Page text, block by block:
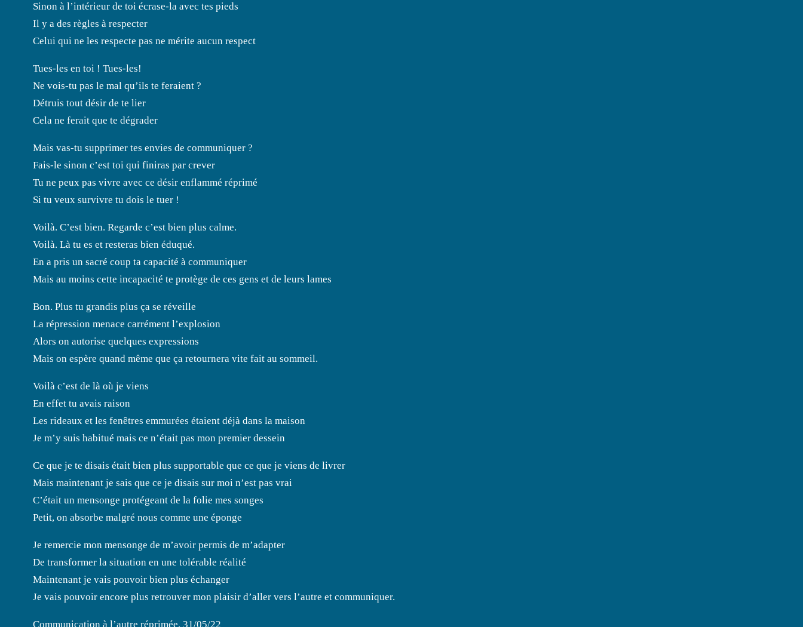
Sinon à l’intérieur de toi écrase-la avec tes pieds
Il y a des règles à respecter
Celui qui ne les respecte pas ne mérite aucun respect
Tues-les en toi ! Tues-les!
Ne vois-tu pas le mal qu’ils te feraient ?
Détruis tout désir de te lier
Cela ne ferait que te dégrader
Mais vas-tu supprimer tes envies de communiquer ?
Fais-le sinon c’est toi qui finiras par crever
Tu ne peux pas vivre avec ce désir enflammé réprimé
Si tu veux survivre tu dois le tuer !
Voilà. C’est bien. Regarde c’est bien plus calme.
Voilà. Là tu es et resteras bien éduqué.
En a pris un sacré coup ta capacité à communiquer
Mais au moins cette incapacité te protège de ces gens et de leurs lames
Bon. Plus tu grandis plus ça se réveille
La répression menace carrément l’explosion
Alors on autorise quelques expressions
Mais on espère quand même que ça retournera vite fait au sommeil.
Voilà c’est de là où je viens
En effet tu avais raison
Les rideaux et les fenêtres emmurées étaient déjà dans la maison
Je m’y suis habitué mais ce n’était pas mon premier dessein
Ce que je te disais était bien plus supportable que ce que je viens de livrer
Mais maintenant je sais que ce je disais sur moi n’est pas vrai
C’était un mensonge protégeant de la folie mes songes
Petit, on absorbe malgré nous comme une éponge
Je remercie mon mensonge de m’avoir permis de m’adapter
De transformer la situation en une tolérable réalité
Maintenant je vais pouvoir bien plus échanger
Je vais pouvoir encore plus retrouver mon plaisir d’aller vers l’autre et communiquer.
Communication à l’autre réprimée, 31/05/22